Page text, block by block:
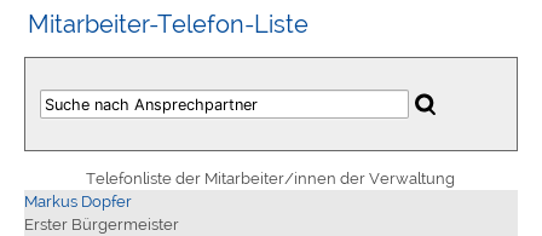
Mitarbeiter-Telefon-Liste
Telefonliste der Mitarbeiter/innen der Verwaltung
Markus Dopfer
Erster Bürgermeister